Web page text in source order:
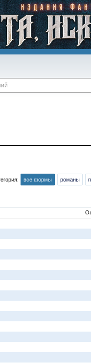
все формы романы